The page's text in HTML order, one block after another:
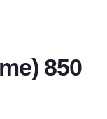
850